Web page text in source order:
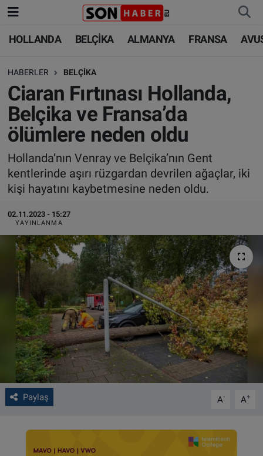
HOLLANDA BELÇİKA ALMANYA FRANSA
HABERLER BELÇİKA
Ciaran Fırtınası Hollanda,
Belçika ve Fransa’da
ölümlere neden oldu
Hollanda’nın Venray ve Belçika’nın Gent
kentlerinde aşırı rüzgardan devrilen ağaçlar, iki
kişi hayatını kaybetmesine neden oldu.
02.11.2023 - 15:27
YAYINLANMA
Paylaş A- A+
HOLLANDA
BELÇİKA
ALMANYA
FRANSA
AVUSTURYA
SAĞLIK - YAŞAM
BİLİM-TEKNOLOJİ
HOLLANDA
BELÇİKA
ALMANYA
TÜRKİYE
DÜNYA
BİLİM-TEKNOLOJİ
SAĞLIK
FOTO GALERİ
VIDEO GALERİ
ALGEMENE VOORWAARDEN
CONTACT
Çerez Politikası
Nöbetçi Eczaneler
Hava Durumu
Trafik Durumu
Süper Lig Puan Durumu ve Fikstür
Tüm Manşetler
Son Dakika Haberleri
Haber Arşivi